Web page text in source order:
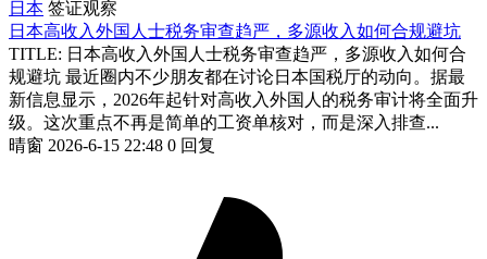
日本 签证观察
日本高收入外国人士税务审查趋严，多源收入如何合规避坑
TITLE: 日本高收入外国人士税务审查趋严，多源收入如何合
规避坑 最近圈内不少朋友都在讨论日本国税厅的动向。据最
新信息显示，2026年起针对高收入外国人的税务审计将全面升
级。这次重点不再是简单的工资单核对，而是深入排查...
晴窗 2026-6-15 22:48 0 回复